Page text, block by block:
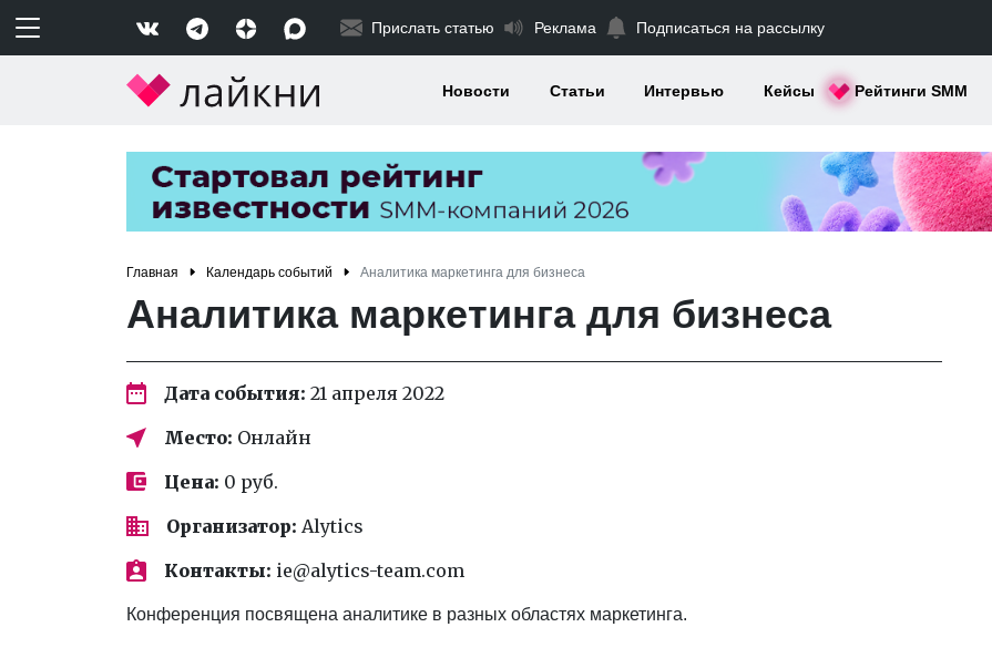
Прислать статью Реклама Подписаться на рассылку
Новости Статьи Интервью Кейсы Рейтинги SMM
Главная Календарь событий Аналитика маркетинга для бизнеса
Аналитика маркетинга для бизнеса
Дата события: 21 апреля 2022
Место: Онлайн
Цена: 0 руб.
Организатор: Alytics
Контакты: ie@alytics-team.com
Конференция посвящена аналитике в разных областях маркетинга.